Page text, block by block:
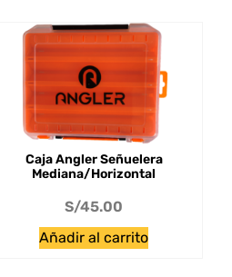
Caja Angler Señuelera
Mediana/Horizontal
S/45.00
Añadir al carrito